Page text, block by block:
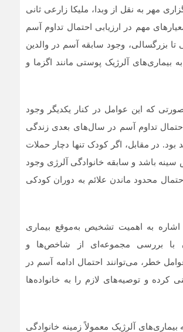
جشنواره بین‌المللی نمایش
در موزه هنرهای معاصر تهران
ملی «تاریخ مطبوعات محلی ایران»
لپ‌تاپ فوق‌سبک هواوی MateBook Pro S با شارژدهی ۱۸
مهر به نقل از وبدا، ملیکا زارعی ثانی
مهم در ارزیابی احتمال تداوم آسم
تا بزرگسالی، وجود سابقه آسم در والدین
بیماری‌های آلرژیک پوستی مانند اگزما و
که این عوامل در کنار یکدیگر وجود
تداوم آسم در سال‌های بعدی زندگی
بود. در مقابل، اگر کودک تنها دچار حملات
باشد و سابقه خانوادگی آلرژی وجود
محدود ماندن علائم به دوران کودکی
اشاره به اهمیت تشخیص به‌موقع بیماری
با بررسی مجموعه‌ای از شاخص‌ها و
خطر، می‌توانند احتمال ادامه آسم در
کرده و توصیه‌های لازم را به خانواده‌ها
بیماری‌های آلرژیک معمولاً زمینه خانوادگی